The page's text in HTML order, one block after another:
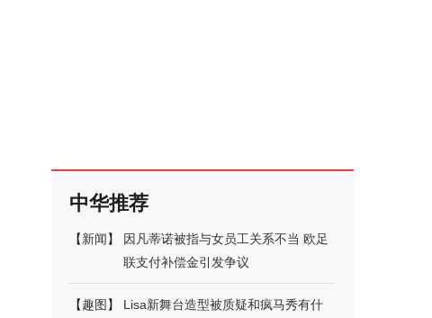
中华推荐
【新闻】
因凡蒂诺被指与女员工关系不当 欧足
联支付补偿金引发争议
【趣图 】
Lisa新舞台造型被质疑和疯马秀有什